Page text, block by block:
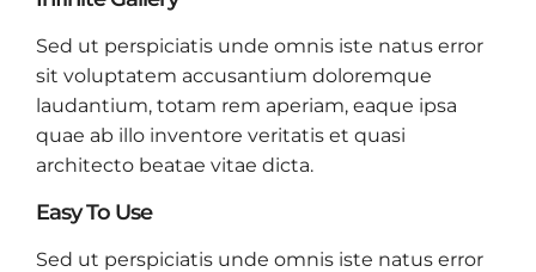
Sed ut perspiciatis unde omnis iste natus error
sit voluptatem accusantium doloremque
laudantium, totam rem aperiam, eaque ipsa
quae ab illo inventore veritatis et quasi
architecto beatae vitae dicta.
Easy To Use
Sed ut perspiciatis unde omnis iste natus error